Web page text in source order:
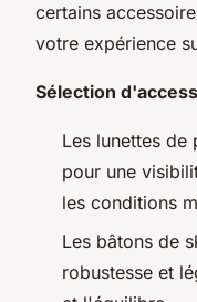
certains
votre expérience
Sélection
Les lunettes de
pour une
les conditions
Les bâtons de
robustesse et